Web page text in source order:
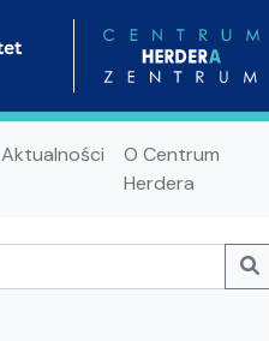
Aktualności
O Centrum
Herdera